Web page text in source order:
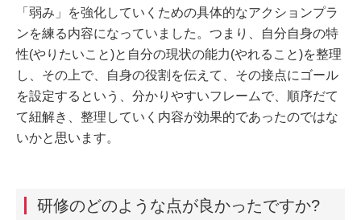
「弱み」を強化していくための具体的なアクションプラ
ンを練る内容になっていました。つまり、自分自身の特
性(やりたいこと)と自分の現状の能力(やれること)を整理
し、その上で、自身の役割を伝えて、その接点にゴール
を設定するという、分かりやすいフレームで、順序だて
て紐解き、整理していく内容が効果的であったのではな
いかと思います。
研修のどのような点が良かったですか?